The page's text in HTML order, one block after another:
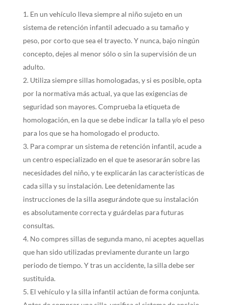
En un vehículo lleva siempre al niño sujeto en un
sistema de retención infantil adecuado a su tamaño y
peso, por corto que sea el trayecto. Y nunca, bajo ningún
concepto, dejes al menor sólo o sin la supervisión de un
adulto.
Utiliza siempre sillas homologadas, y si es posible, opta
por la normativa más actual, ya que las exigencias de
seguridad son mayores. Comprueba la etiqueta de
homologación, en la que se debe indicar la talla y/o el peso
para los que se ha homologado el producto.
Para comprar un sistema de retención infantil, acude a
un centro especializado en el que te asesorarán sobre las
necesidades del niño, y te explicarán las características de
cada silla y su instalación. Lee detenidamente las
instrucciones de la silla asegurándote que su instalación
es absolutamente correcta y guárdelas para futuras
consultas.
No compres sillas de segunda mano, ni aceptes aquellas
que han sido utilizadas previamente durante un largo
periodo de tiempo. Y tras un accidente, la silla debe ser
sustituida.
El vehículo y la silla infantil actúan de forma conjunta.